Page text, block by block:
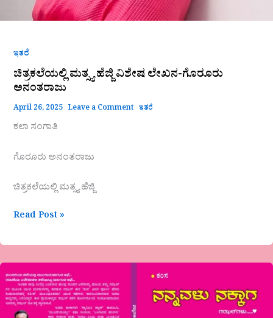
ಇತರೆ
ಚಿತ್ರಕಲೆಯಲ್ಲಿ ಮತ್ಸ್ಯ ಹೆಜ್ಜಿ ವಿಶೇಷ ಲೇಖನ-ಗೊರೂರು
ಅನಂತರಾಜು
April 26, 2025 Leave a Comment ಇತರೆ
ಕಲಾ ಸಂಗಾತಿ
ಗೊರೂರು ಅನಂತರಾಜು
ಚಿತ್ರಕಲೆಯಲ್ಲಿ ಮತ್ಸ್ಯ ಹೆಜ್ಜಿ
Read Post »
ಸತೀಶ(ಕಂಸ)ಅವರಗಜಲ್‌
ಸಂಕಲನ
“ನನ್ನವಳು